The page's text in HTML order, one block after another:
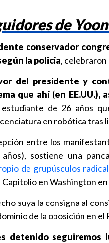
de
conservador
la policía, celebraron
del presidente y
que ahí (en
estudiante de 26 años
en robótica tras
entre los
sostiene una
de grupúsculos
Capitolio en Washington
suya la consigna al
de la oposición en el
detenido seguiremos